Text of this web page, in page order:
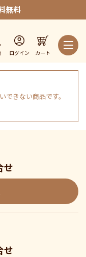
無料
ログイン カート
できない商品です。
せ
せ